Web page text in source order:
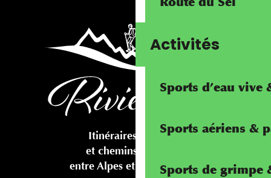
Activités
Sports d’eau vive
Sports aériens &
Sports de grimpe
Itinéraires cyclables
et chemins pédestres
entre Alpes et Méditerranée